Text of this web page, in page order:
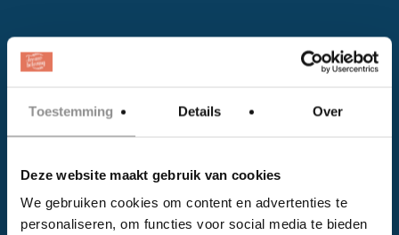
Toestemming Details Over
Deze website maakt gebruik van cookies
We gebruiken cookies om content en advertenties te
personaliseren, om functies voor social media te bieden
Instagram